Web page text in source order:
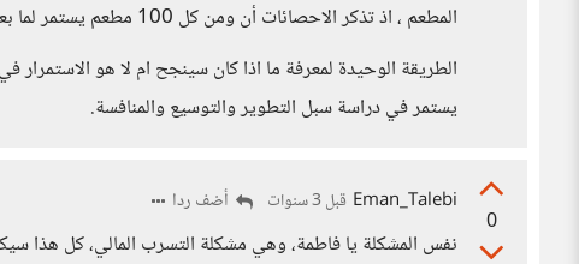
المطعم ، اذ تذكر الاحصائات أن ومن كل 100 مطعم يستمر لما بعد الخمس سنوات من فتحه .
الطريقة الوحيدة لمعرفة ما اذا كان سينجح ام لا هو
يستمر في دراسة سبل التطوير والتوسيع والمنافسة.
0
Eman_Talebi قبل 3 سنوات أضف ردا
نفس المشكلة يا فاطمة، وهي مشكلة التسرب المالي، كل هذا